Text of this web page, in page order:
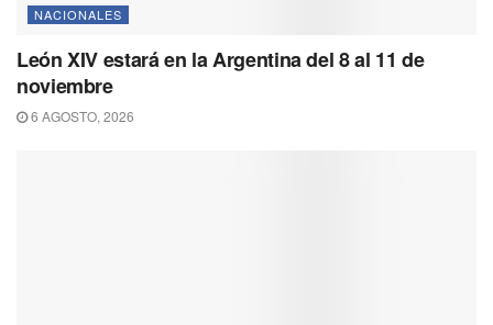
NACIONALES
León XIV estará en la Argentina del 8 al 11 de
noviembre
6 AGOSTO, 2026